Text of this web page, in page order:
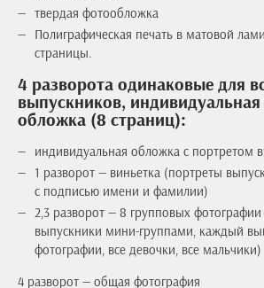
твердая фотообложка
Полиграфическая печать в матовой
страницы.
4 разворота одинаковые для
выпускников, индивидуальная
обложка (8 страниц):
индивидуальная обложка с портретом
1 разворот — виньетка (портреты
с подписью имени и фамилии)
2,3 разворот — 8 групповых
выпускники мини-группами, каждый
фотографии, все девочки, все мальчики)
4 разворот — общая фотография